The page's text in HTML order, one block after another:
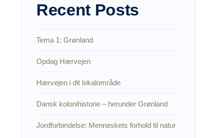
Recent Posts
Tema 1: Grønland
Opdag Hærvejen
Hærvejen i dit lokalområde
Dansk kolonihistorie – herunder Grønland
Jordforbindelse: Menneskets forhold til natur